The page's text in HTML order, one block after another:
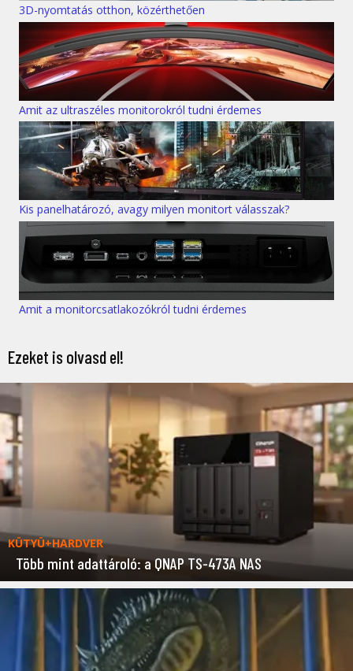
3D-nyomtatás otthon, közérthetően
Amit az ultraszéles monitorokról tudni érdemes
Kis panelhatározó, avagy milyen monitort válasszak?
Amit a monitorcsatlakozókról tudni érdemes
Ezeket is olvasd el!
KÜTYÜ+HARDVER
Több mint adattároló: a QNAP TS-473A NAS